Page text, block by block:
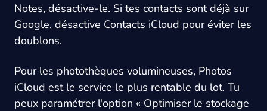
Notes, désactive-le. Si tes contacts sont déjà sur
Google, désactive Contacts iCloud pour éviter les
doublons.
Pour les photothèques volumineuses, Photos
iCloud est le service le plus rentable du lot. Tu
peux paramétrer l'option « Optimiser le stockage